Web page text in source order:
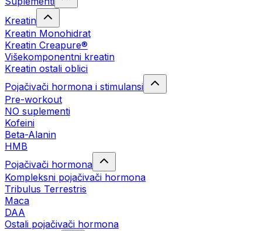
Kreatin
Kreatin Monohidrat
Kreatin Creapure®
Višekomponentni kreatin
Kreatin ostali oblici
Pojačivači hormona i stimulansi
Pre-workout
NO suplementi
Kofeini
Beta-Alanin
HMB
Pojačivači hormona
Kompleksni pojačivači hormona
Tribulus Terrestris
Maca
DAA
Ostali pojačivači hormona